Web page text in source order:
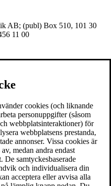
AB; (publ) Box 510, 101 30
11 00
cookies (och liknande
personuppgifter (såsom
webbplatsinteraktioner) för
webbplatsens prestanda,
annonser. Vissa cookies är
medan andra endast
De samtyckesbaserade
och individualisera din
acceptera eller avvisa alla